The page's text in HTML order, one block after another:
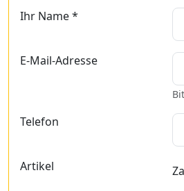
Ihr Name *
E-Mail-Adresse
Telefon
Artikel